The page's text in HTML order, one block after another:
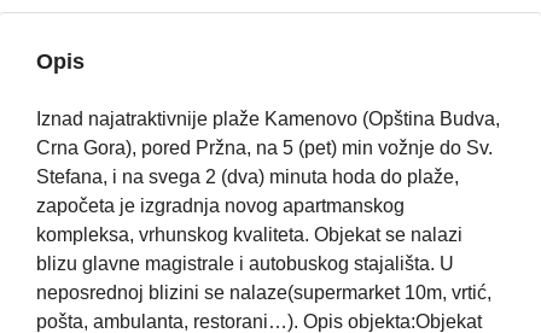
Opis
Iznad najatraktivnije plaže Kamenovo (Opština Budva,
Crna Gora), pored Pržna, na 5 (pet) min vožnje do Sv.
Stefana, i na svega 2 (dva) minuta hoda do plaže,
započeta je izgradnja novog apartmanskog
kompleksa, vrhunskog kvaliteta. Objekat se nalazi
blizu glavne magistrale i autobuskog stajališta. U
neposrednoj blizini se nalaze(supermarket 10m, vrtić,
pošta, ambulanta, restorani…). Opis objekta:Objekat